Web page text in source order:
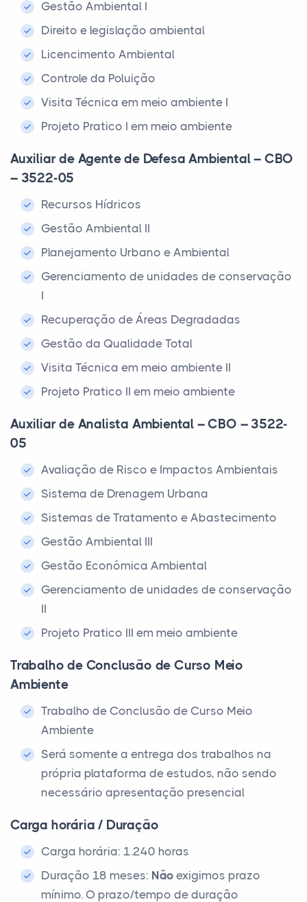
Gestão Ambiental I
Direito e legislação ambiental
Licencimento Ambiental
Controle da Poluição
Visita Técnica em meio ambiente I
Projeto Pratico I em meio ambiente
Auxiliar de Agente de Defesa Ambiental – CBO
– 3522-05
Recursos Hídricos
Gestão Ambiental II
Planejamento Urbano e Ambiental
Gerenciamento de unidades de conservação
I
Recuperação de Áreas Degradadas
Gestão da Qualidade Total
Visita Técnica em meio ambiente II
Projeto Pratico II em meio ambiente
Auxiliar de Analista Ambiental – CBO – 3522-
05
Avaliação de Risco e Impactos Ambientais
Sistema de Drenagem Urbana
Sistemas de Tratamento e Abastecimento
Gestão Ambiental III
Gestão Econômica Ambiental
Gerenciamento de unidades de conservação
II
Projeto Pratico III em meio ambiente
Trabalho de Conclusão de Curso Meio
Ambiente
Trabalho de Conclusão de Curso Meio
Ambiente
Será somente a entrega dos trabalhos na
própria plataforma de estudos, não sendo
necessário apresentação presencial
Carga horária / Duração
Carga horária: 1.240 horas
Duração 18 meses: Não exigimos prazo
mínimo. O prazo/tempo de duração